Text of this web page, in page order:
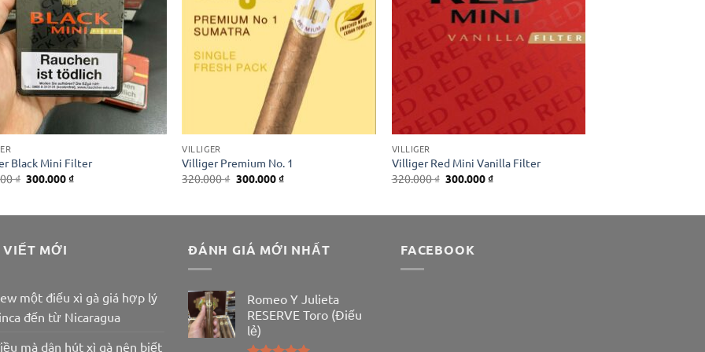
Black Mini Filter
₫ Giá
300.000₫Giá
VILLIGER
Villiger Premium No. 1
320.000₫ Giá
300.000₫Giá
VILLIGER
Villiger Red Mini Vanilla Filter
320.000₫ Giá
300.000₫Giá
VIẾT MỚI
một điếu xì gà giá hợp lý
đến từ Nicaragua
mà dân hút xì gà nên biết
ĐÁNH GIÁ MỚI NHẤT
Romeo Y Julieta
RESERVE Toro (Điếu
lẻ)
FACEBOOK